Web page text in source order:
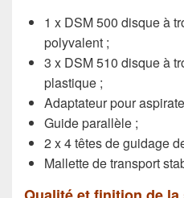
1 x DSM 500 disque à
polyvalent ;
3 x DSM 510 disque à
plastique ;
Adaptateur pour
Guide parallèle ;
2 x 4 têtes de guidage
Mallette de transport